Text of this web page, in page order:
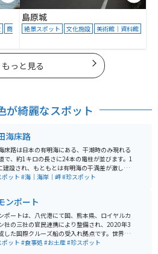
商
島原城
絶景スポット 文化施設 美術館｜資料館
もっと見る
が綺麗なスポット
海床路
床路は日本の有明海にある、干潮時のみ現れる
で、約1キロの長さに24本の電柱が並びます。1
建設され、もともとは有明海の干満差が激しい
苔養殖や採貝を行う漁業者が使用していまし
干潮・満潮の2時間前後が最も見どころで、夕日
灯る時間帯が特に美しいです。 アニメ「千と
隠し」のワンシーンに例えられるほどの幻想的
広がり、多くの人々が訪れて写真を撮影してい
らに、住吉海岸公園には、2022年7月に「ワン
のキャラクター「ジンベエ」の像が設置され、
ット#海｜海岸｜岬#珍スポット
ンポート
ポートは、八代港にて国、熊本県、ロイヤルカ
社の三社の官民連携により整備され、2020年3
した国際クルーズ船の受入れ拠点です。世界最
万トン級）のクルーズ船を受け入れることが想
ット#食事処 #お土産#珍スポット